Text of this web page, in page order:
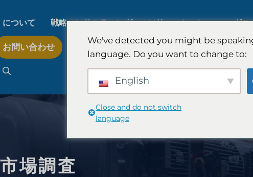
について 戦略コンサルティング ソリューション
AI市場調査
B2B市場調査
消費者市場調査
国際市場調査
質的および量
グロ
お問い合わせ
場調査
We've detected you might be
language. Do you want to change to:
English
Close and do not switch
language